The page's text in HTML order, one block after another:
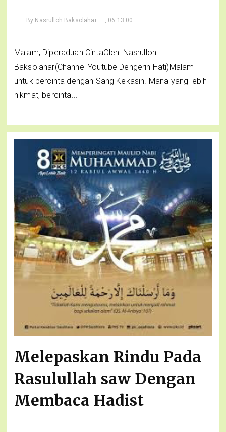
By Nasrulloh Baksolahar , 06.13.00
Malam, Diperaduan CintaOleh: Nasrulloh
Baksolahar(Channel Youtube Dengerin Hati)Malam
untuk bercinta dengan Sang Kekasih. Mana yang lebih
nikmat, bercinta...
Melepaskan Rindu Pada
Rasulullah saw Dengan
Membaca Hadist